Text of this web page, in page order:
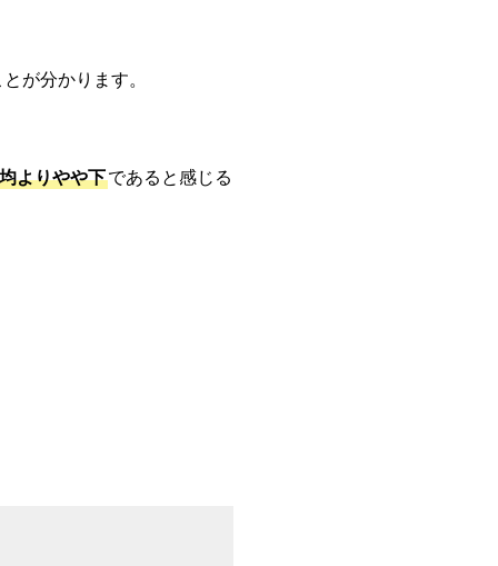
が分かります。
よりやや下であると感じる